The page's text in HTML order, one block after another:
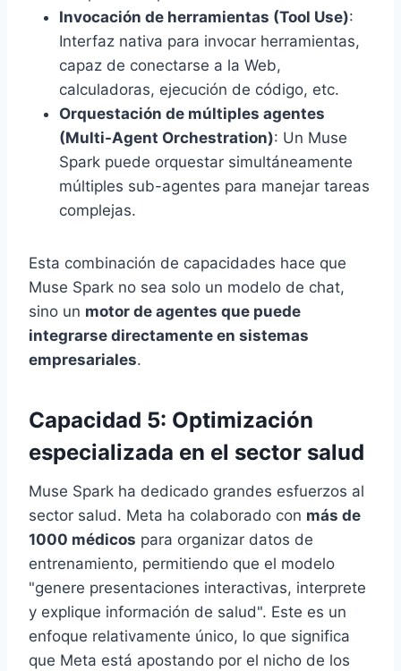
Invocación de herramientas (Tool Use):
Interfaz nativa para invocar herramientas,
capaz de conectarse a la Web,
calculadoras, ejecución de código, etc.
Orquestación de múltiples agentes
(Multi-Agent Orchestration): Un Muse
Spark puede orquestar simultáneamente
múltiples sub-agentes para manejar tareas
complejas.
Esta combinación de capacidades hace que
Muse Spark no sea solo un modelo de chat,
sino un motor de agentes que puede
integrarse directamente en sistemas
empresariales.
Capacidad 5: Optimización
especializada en el sector salud
Muse Spark ha dedicado grandes esfuerzos al
sector salud. Meta ha colaborado con más de
1000 médicos para organizar datos de
entrenamiento, permitiendo que el modelo
"genere presentaciones interactivas, interprete
y explique información de salud". Este es un
enfoque relativamente único, lo que significa
que Meta está apostando por el nicho de los